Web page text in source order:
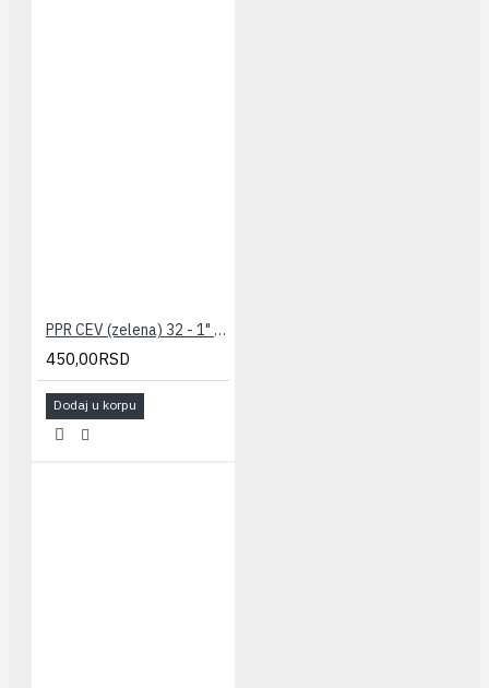
PPR CEV (zelena) 32 - 1" PESTAN
450,00RSD
Dodaj u korpu